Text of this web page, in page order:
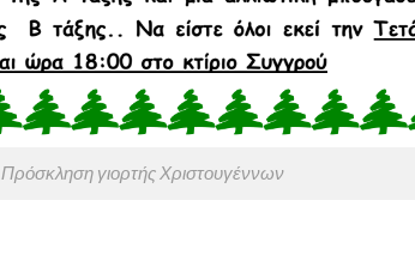
Πρόσκληση γιορτής Χριστουγέννων